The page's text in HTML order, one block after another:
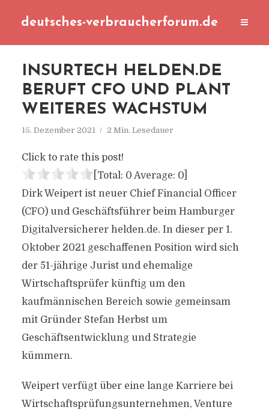
deutsches-verbraucherforum.de
INSURTECH HELDEN.DE
BERUFT CFO UND PLANT
WEITERES WACHSTUM
15. Dezember 2021 2 Min. Lesedauer
Click to rate this post!
[Total: 0 Average: 0]
Dirk Weipert ist neuer Chief Financial Officer
(CFO) und Geschäftsführer beim Hamburger
Digitalversicherer helden.de. In dieser per 1.
Oktober 2021 geschaffenen Position wird sich
der 51-jährige Jurist und ehemalige
Wirtschaftsprüfer künftig um den
kaufmännischen Bereich sowie gemeinsam
mit Gründer Stefan Herbst um
Geschäftsentwicklung und Strategie
kümmern.
Weipert verfügt über eine lange Karriere bei
Wirtschaftsprüfungsunternehmen, Venture